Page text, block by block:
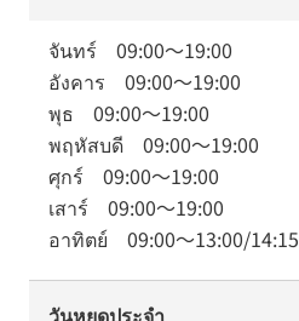
จันทร์ 09:00～19:00
อังคาร 09:00～19:00
พุธ 09:00～19:00
พฤหัสบดี 09:00～19:00
ศุกร์ 09:00～19:00
เสาร์ 09:00～19:00
อาทิตย์ 09:00～13:00/14:15
วันหยุดประจำ